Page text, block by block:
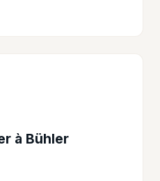
à Bühler